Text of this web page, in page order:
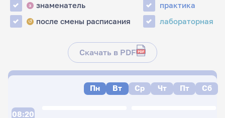
з знаменатель
↺ после смены расписания
практика
лабораторная
Скачать в PDF
Пн Вт Ср Чт Пт Сб
08:20